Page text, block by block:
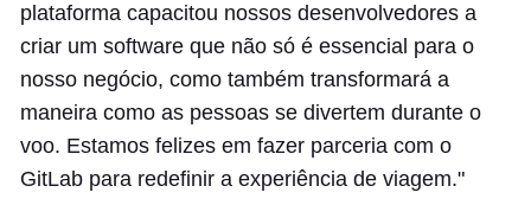
plataforma capacitou nossos desenvolvedores a
criar um software que não só é essencial para o
nosso negócio, como também transformará a
maneira como as pessoas se divertem durante o
voo. Estamos felizes em fazer parceria com o
GitLab para redefinir a experiência de viagem."